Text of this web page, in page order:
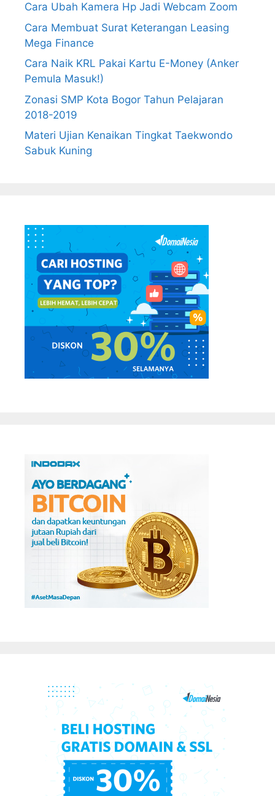
Cara Ubah Kamera Hp Jadi Webcam Zoom
Cara Membuat Surat Keterangan Leasing
Mega Finance
Cara Naik KRL Pakai Kartu E-Money (Anker
Pemula Masuk!)
Zonasi SMP Kota Bogor Tahun Pelajaran
2018-2019
Materi Ujian Kenaikan Tingkat Taekwondo
Sabuk Kuning